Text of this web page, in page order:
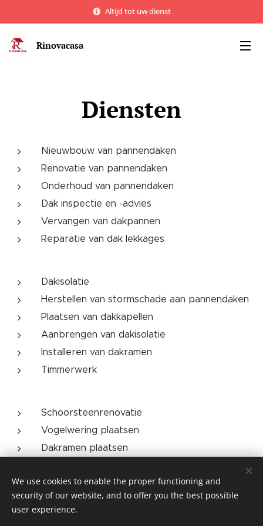
Altijd tot uw dienst
Rinovacasa
Diensten
Nieuwbouw van pannendaken
Renovatie van pannendaken
Onderhoud van pannendaken
Dak inspectie en -advies
Vervangen van dakpannen
Reparatie van dak lekkages
Dakisolatie
Herstellen van stormschade aan pannendaken
Plaatsen van dakkapellen
Aanbrengen van dakisolatie
Installeren van dakramen
Timmerwerk
Schoorsteenrenovatie
Vogelwering plaatsen
Dakramen plaatsen
We use cookies to enable the proper functioning and
security of our website, and to offer you the best possible
user experience.